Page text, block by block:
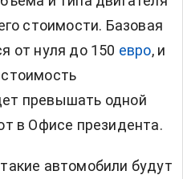
стоимости. Базовая
от нуля до 150 евро, и
превышать одной
в Офисе президента.
автомобили будут